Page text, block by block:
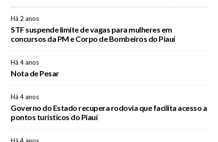
Há 2 anos
STF suspende limite de vagas para mulheres em
concursos da PM e Corpo de Bombeiros do Piauí
Há 4 anos
Nota de Pesar
Há 4 anos
Governo do Estado recupera rodovia que facilita acesso a
pontos turísticos do Piauí
Há 4 anos